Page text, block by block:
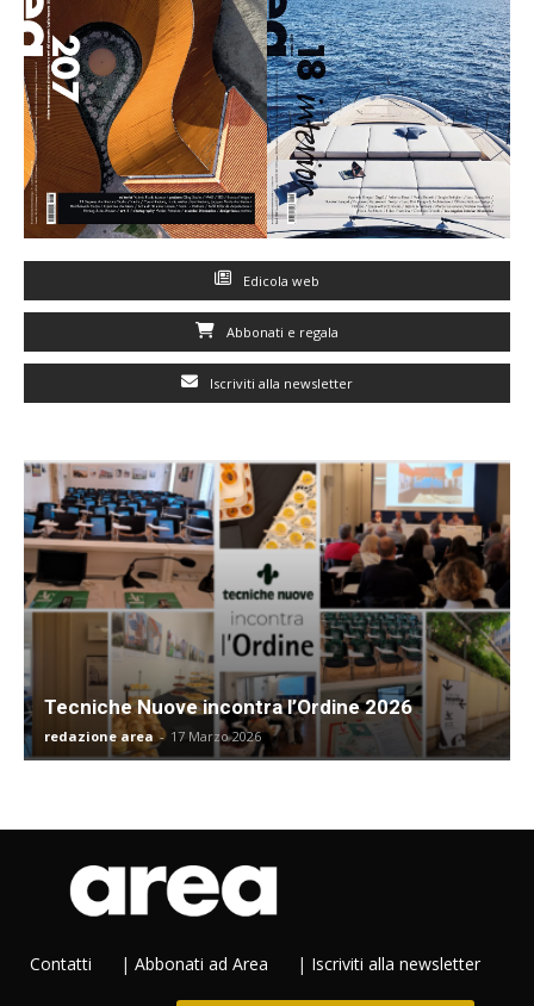
Edicola web
Abbonati e regala
Iscriviti alla newsletter
Tecniche Nuove incontra l’Ordine 2026
redazione area - 17 Marzo 2026
Contatti | Abbonati ad Area | Iscriviti alla newsletter